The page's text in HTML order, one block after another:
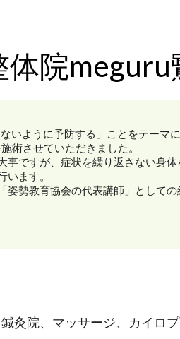
体院
いように予防する」ことをテーマ
術させていただきました。
ですが、症状を繰り返さない身
ます。
姿勢教育協会の代表講師」として
灸院、マッサージ、カイロ